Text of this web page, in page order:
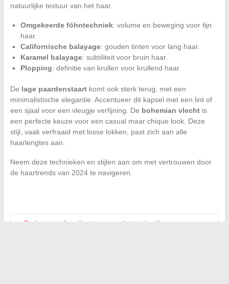
natuurlijke textuur van het haar.
Omgekeerde föhntechniek: volume en beweging voor fijn
haar.
Californische balayage: gouden tinten voor lang haar.
Karamel balayage: subtiliteit voor bruin haar.
Plopping: definitie van krullen voor krullend haar.
De lage paardenstaartkomt ook sterk terug, met een
minimalistische elegantie. Accentueer dit kapsel met een lint of
een sjaal voor een vleugje verfijning. De bohemian vlechtis
een perfecte keuze voor een casual maar chique look. Deze
stijl, vaak verfraaid met losse lokken, past zich aan alle
haarlengtes aan.
Neem deze technieken en stijlen aan om met vertrouwen door
de haartrends van 2024 te navigeren.
De beste online diensten voor het optimaliseren van